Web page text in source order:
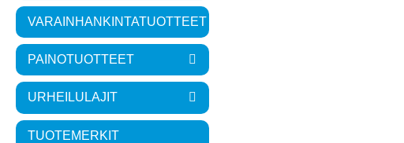
VARAINHANKINTATUOTTEET
PAINOTUOTTEET
URHEILULAJIT
TUOTEMERKIT